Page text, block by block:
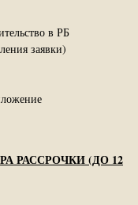
в РБ
заявки)
РАССРОЧКИ (ДО 12